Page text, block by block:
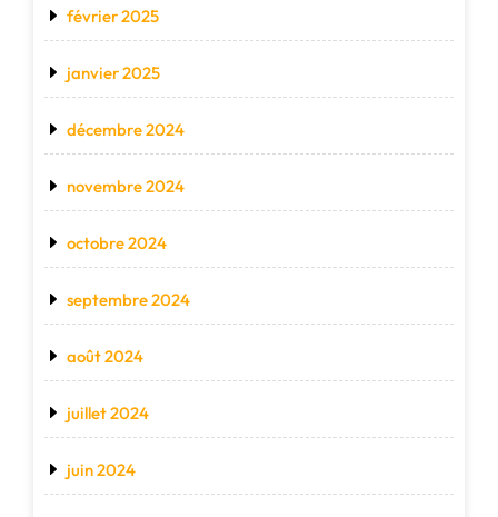
février 2025
janvier 2025
décembre 2024
novembre 2024
octobre 2024
septembre 2024
août 2024
juillet 2024
juin 2024